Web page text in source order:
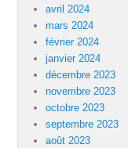
avril 2024
mars 2024
février 2024
janvier 2024
décembre 2023
novembre 2023
octobre 2023
septembre 2023
août 2023